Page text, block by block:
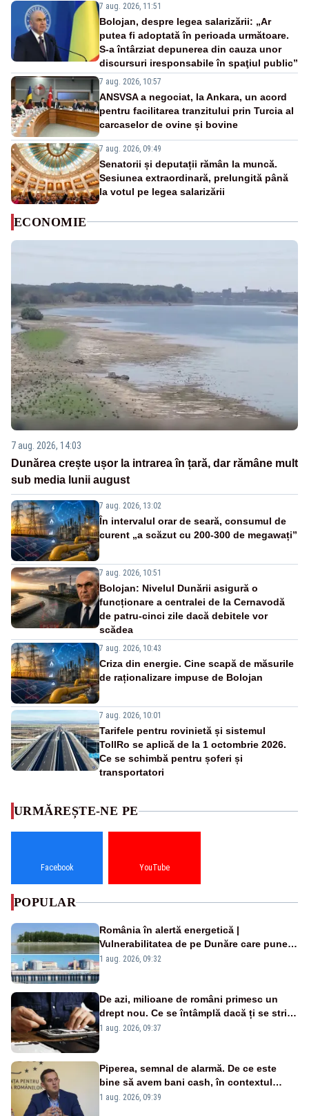
7 aug. 2026, 11:51
Bolojan, despre legea salarizării: „Ar
putea fi adoptată în perioada următoare.
S-a întârziat depunerea din cauza unor
discursuri iresponsabile în spaţiul public”
7 aug. 2026, 10:57
ANSVSA a negociat, la Ankara, un acord
pentru facilitarea tranzitului prin Turcia al
carcaselor de ovine și bovine
7 aug. 2026, 09:49
Senatorii și deputații rămân la muncă.
Sesiunea extraordinară, prelungită până
la votul pe legea salarizării
ECONOMIE
7 aug. 2026, 14:03
Dunărea crește ușor la intrarea în țară, dar rămâne mult
sub media lunii august
7 aug. 2026, 13:02
În intervalul orar de seară, consumul de
curent „a scăzut cu 200-300 de megawați”
7 aug. 2026, 10:51
Bolojan: Nivelul Dunării asigură o
funcționare a centralei de la Cernavodă
de patru-cinci zile dacă debitele vor
scădea
7 aug. 2026, 10:43
Criza din energie. Cine scapă de măsurile
de raționalizare impuse de Bolojan
7 aug. 2026, 10:01
Tarifele pentru rovinietă și sistemul
TollRo se aplică de la 1 octombrie 2026.
Ce se schimbă pentru șoferi și
transportatori
URMĂREȘTE-NE PE
Facebook YouTube
POPULAR
România în alertă energetică |
Vulnerabilitatea de pe Dunăre care pune
în pericol Centrala Cernavodă era
1 aug. 2026, 09:32
De azi, milioane de români primesc un
drept nou. Ce se întâmplă dacă ți se strică
un produs
1 aug. 2026, 09:37
Piperea, semnal de alarmă. De ce este
bine să avem bani cash, în contextul
alertei energetice?
1 aug. 2026, 09:39